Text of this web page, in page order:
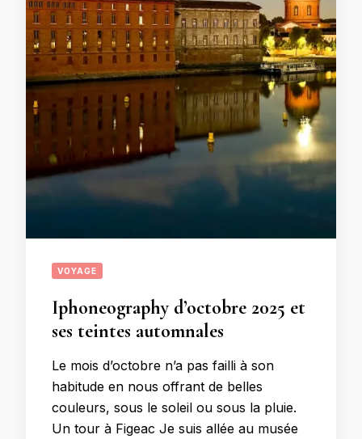
VOYAGE
Iphoneography d’octobre 2025 et
ses teintes automnales
Le mois d’octobre n’a pas failli à son
habitude en nous offrant de belles
couleurs, sous le soleil ou sous la pluie.
Un tour à Figeac Je suis allée au musée